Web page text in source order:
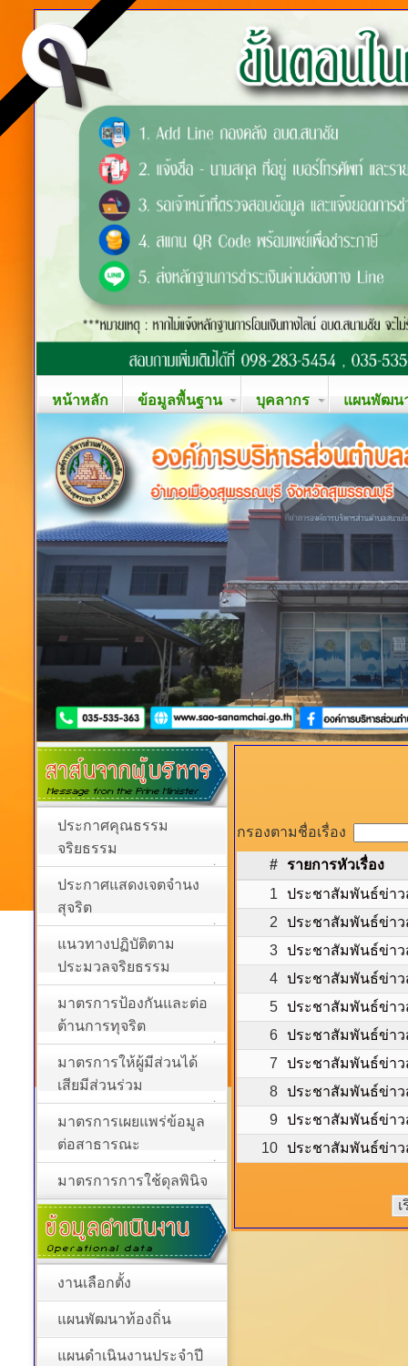
หน้าหลัก ข้อมูลพื้นฐาน บุคลากร แผนพัฒน
กรองตามชื่อเรื่อง
#
รายการหัวเรื่อง
1
ประชาสัมพันธ์ข่าว
2
ประชาสัมพันธ์ข่าว
3 ประชาสัมพันธ์ข่าว
4 ประชาสัมพันธ์ข่าว
5 ประชาสัมพันธ์ข่าว
6 ประชาสัมพันธ์ข่าว
7
ประชาสัมพันธ์ข่าว
8 ประชาสัมพันธ์ข่าว
9 ประชาสัมพันธ์ข่าว
10 ประชาสัมพันธ์ข่าว
ประกาศคุณธรรม
จริยธรรม
ประกาศแสดงเจตจำนง
สุจริต
แนวทางปฏิบัติตาม
ประมวลจริยธรรม
มาตรการป้องกันและต่อ
ต้านการทุจริต
มาตรการให้ผู้มีส่วนได้
เสียมีส่วนร่วม
มาตรการเผยแพร่ข้อมูล
ต่อสาธารณะ
มาตรการการใช้ดุลพินิจ
งานเลือกตั้ง
แผนพัฒนาท้องถิ่น
แผนดำเนินงานประจำปี